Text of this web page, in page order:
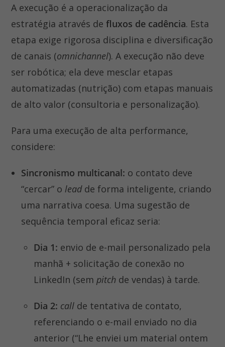
A execução é a operacionalização da
estratégia através defluxos de cadência. Esta
etapa exige rigorosa disciplina e diversificação
de canais (omnichannel). A execução não deve
ser robótica; ela deve mesclar etapas
automatizadas (nutrição) com etapas manuais
de alto valor (consultoria e personalização).
Para uma execução de alta performance,
considere:
Sincronismo multicanal: o contato deve
“cercar” o leadde forma inteligente, criando
uma narrativa coesa. Uma sugestão de
sequência temporal eficaz seria:
Dia 1: envio de e-mail personalizado pela
manhã + solicitação de conexão no
LinkedIn (sem pitch de vendas) à tarde.
Dia 2: call de tentativa de contato,
referenciando o e-mail enviado no dia
anterior (“Lhe enviei um material ontem